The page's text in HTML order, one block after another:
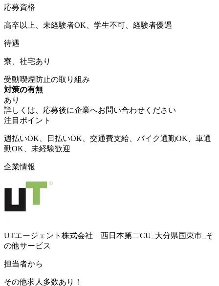
応募資格
高卒以上、未経験者OK、学生不可、経験者優遇
待遇
寮、社宅あり
受動喫煙防止の取り組み
対策の有無
あり
詳しくは、応募後に企業へお問い合わせください
注目ポイント
週払いOK、日払いOK、交通費支給、バイク通勤OK、車通
勤OK、未経験歓迎
企業情報
UTエージェント株式会社 西日本第二CU_大分県国東市_そ
の他サービス
担当者から
その他求人多数あり！